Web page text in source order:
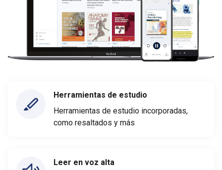
Herramientas de estudio
Herramientas de estudio incorporadas,
como resaltados y más
Leer en voz alta